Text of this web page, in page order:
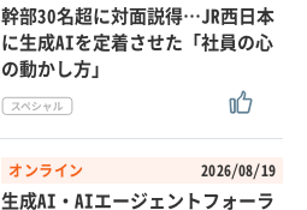
幹部30名超に対面説得…JR西日本
に生成AIを定着させた「社員の心
の動かし方」
オンライン 2026/08/19
生成AI・AIエージェントフォーラ